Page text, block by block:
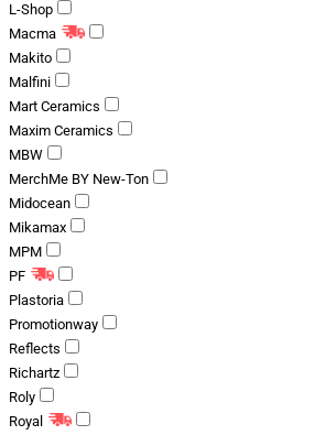
L-Shop
Macma
Makito
Malfini
Mart Ceramics
Maxim Ceramics
MBW
MerchMe BY New-Ton
Midocean
Mikamax
MPM
PF
Plastoria
Promotionway
Reflects
Richartz
Roly
Royal